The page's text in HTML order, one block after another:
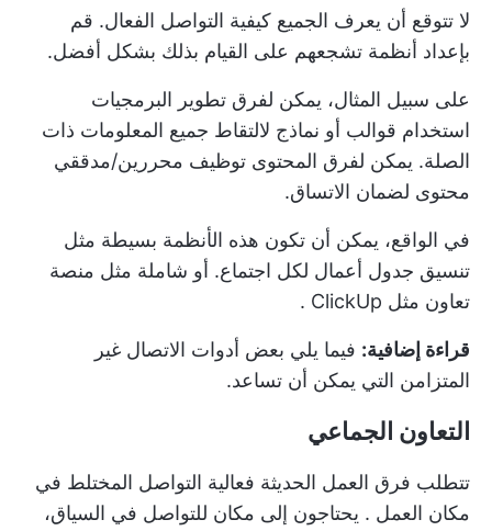
لا تتوقع أن يعرف الجميع كيفية التواصل الفعال. قم
بإعداد أنظمة تشجعهم على القيام بذلك بشكل أفضل.
على سبيل المثال، يمكن لفرق تطوير البرمجيات
استخدام قوالب أو نماذج لالتقاط جميع المعلومات ذات
الصلة. يمكن لفرق المحتوى توظيف محررين/مدققي
محتوى لضمان الاتساق.
في الواقع، يمكن أن تكون هذه الأنظمة بسيطة مثل
تنسيق جدول أعمال لكل اجتماع. أو شاملة مثل منصة
تعاون مثل ClickUp
.
قراءة إضافية: فيما يلي بعض أدوات الاتصال غير
المتزامن التي يمكن أن تساعد.
التعاون الجماعي
تتطلب فرق العمل الحديثة فعالية التواصل المختلط في
مكان العمل . يحتاجون إلى مكان للتواصل في السياق،